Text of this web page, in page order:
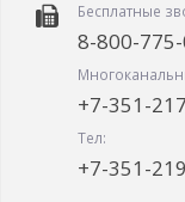
Бесплатные
8-800-
+7-351-
Тел:
+7-351-